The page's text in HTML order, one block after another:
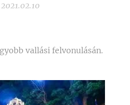
2021.02.10
vallási felvonulásán.